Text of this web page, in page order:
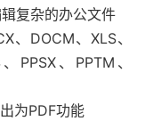
复杂的办公文件
、DOCM、XLS、
PPSX、PPTM、
为PDF功能